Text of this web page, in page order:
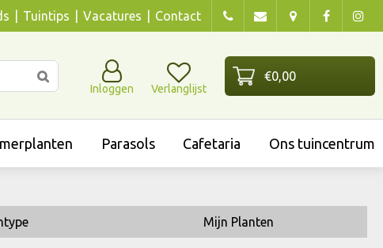
Tuintips Vacatures Contact
Inloggen Verlanglijst
Parasols Cafetaria Ons tuincentrum
Mijn Planten